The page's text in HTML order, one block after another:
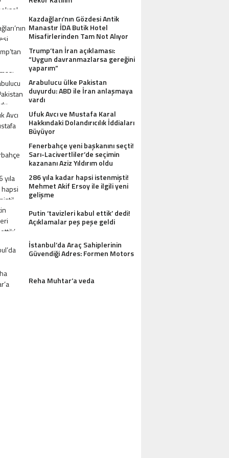
Kazdağları’nın Gözdesi Antik
Manastır İDA Butik Hotel
Misafirlerinden Tam Not Alıyor
Trump’tan İran açıklaması:
“Uygun davranmazlarsa gereğini
yaparım”
Arabulucu ülke Pakistan
duyurdu: ABD ile İran anlaşmaya
vardı
Ufuk Avcı ve Mustafa Karal
Hakkındaki Dolandırıcılık İddiaları
Büyüyor
Fenerbahçe yeni başkanını seçti!
Sarı-Lacivertliler’de seçimin
kazananı Aziz Yıldırım oldu
286 yıla kadar hapsi istenmişti!
Mehmet Akif Ersoy ile ilgili yeni
gelişme
Putin ‘tavizleri kabul ettik’ dedi!
Açıklamalar peş peşe geldi
İstanbul’da Araç Sahiplerinin
Güvendiği Adres: Formen Motors
Reha Muhtar’a veda